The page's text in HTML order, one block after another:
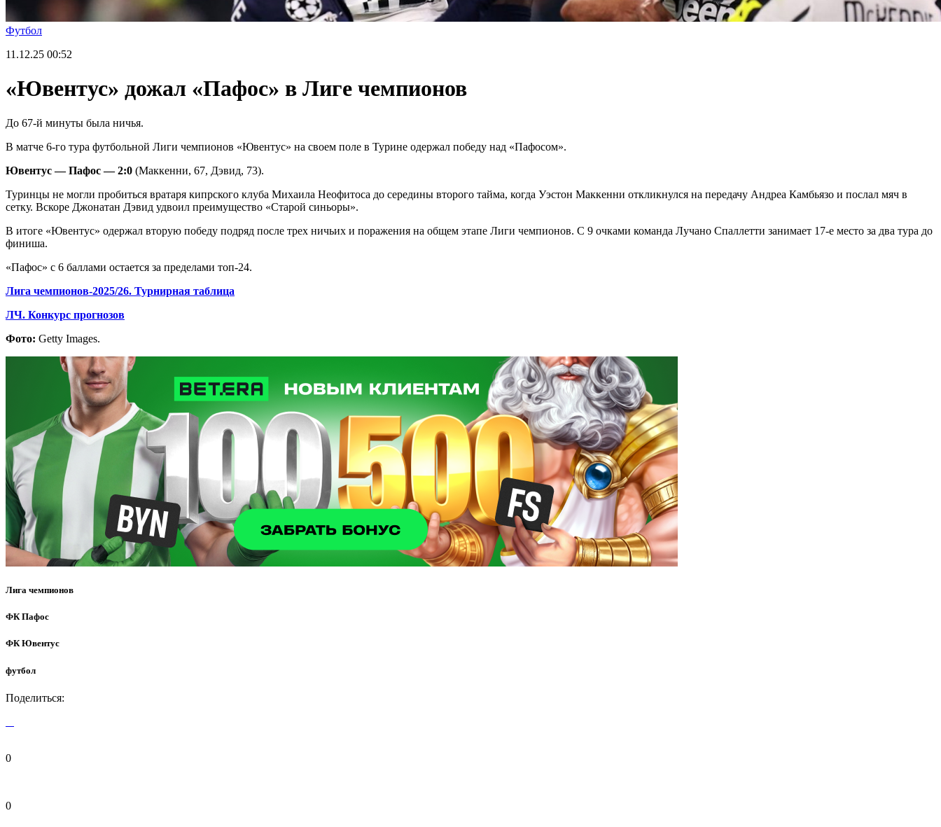
Футбол
11.12.25 00:52
«Ювентус» дожал «Пафос» в Лиге чемпионов
До 67-й минуты была ничья.
В матче 6-го тура футбольной Лиги чемпионов «Ювентус» на своем поле в Турине одержал победу над «Пафосом».
Ювентус — Пафос — 2:0 (Маккенни, 67, Дэвид, 73).
Туринцы не могли пробиться вратаря кипрского клуба Михаила Неофитоса до середины второго тайма, когда Уэстон Маккенни откликнулся на передачу Андреа Камбьязо и послал мяч в
сетку. Вскоре Джонатан Дэвид удвоил преимущество «Старой синьоры».
В итоге «Ювентус» одержал вторую победу подряд после трех ничьих и поражения на общем этапе Лиги чемпионов. С 9 очками команда Лучано Спаллетти занимает 17-е место за два тура до
финиша.
«Пафос» с 6 баллами остается за пределами топ-24.
Лига чемпионов-2025/26. Турнирная таблица
ЛЧ. Конкурс прогнозов
Фото: Getty Images.
Лига чемпионов
ФК Пафос
ФК Ювентус
футбол
Поделиться:
0
0